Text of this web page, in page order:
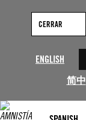
ENGLISH
简中
CERRAR
contenido